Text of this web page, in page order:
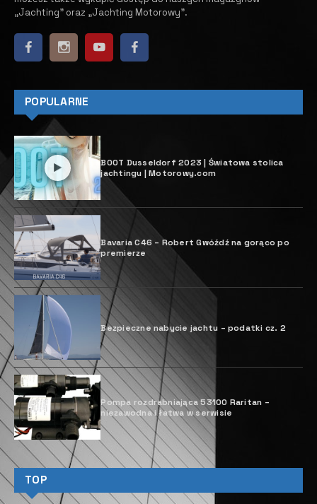
fot. arch. Sanlorenzo Yachts
Sanlorenzo posiada silną korelację ze słowem
sztuka. Każdy jacht motorowy Sanlorenzo jest
wyjątkowy jak dzieło sztuki. Powstaje w wyniku
mistrzowskiego połączenia rzemiosła, designu i
zaawansowanych technologii. Sanlorenzo przejawia
również silną tożsamość ze światem sztuki i
designu poprzez aktywne wspieranie artystów i
prestiżowych instytucji kulturalnych.
Początek historii firmy Sanlorenzo sięga połowy XX
wieku, kiedy w 1958 roku Gianfranco Cecchi i